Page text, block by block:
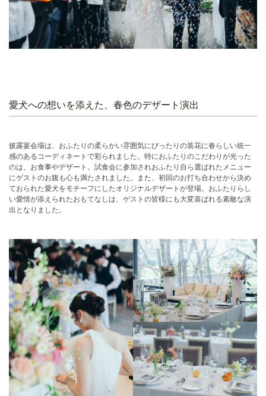
愛犬への想いを添えた、春色のデザート演出
披露宴会場は、おふたりの柔らかい雰囲気にぴったりの装花に春らしい統一
感のあるコーディネートで彩られました。特におふたりのこだわりが光った
のは、お食事やデザート。試食会に参加されおふたり自ら選ばれたメニュー
にゲストのお腹も心も満たされました。また、初回のお打ち合わせから決め
ておられた愛犬をモチーフにしたオリジナルデザートが登場。おふたりらし
い愛情が添えられたおもてなしは、ゲストの皆様にも大変喜ばれる素敵な演
出となりました。